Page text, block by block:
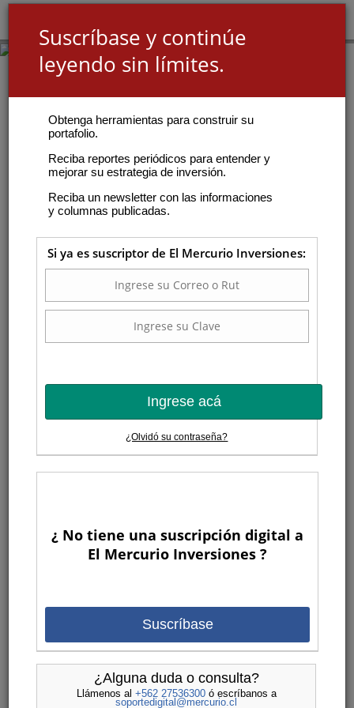
Suscríbase y continúe
leyendo sin límites.
Obtenga herramientas para construir su
portafolio.
Reciba reportes periódicos para entender y
mejorar su estrategia de inversión.
Reciba un newsletter con las informaciones
y columnas publicadas.
Si ya es suscriptor de El Mercurio Inversiones:
Ingrese acá
¿Olvidó su contraseña?
¿ No tiene una suscripción digital a
El Mercurio Inversiones ?
Suscríbase
¿Alguna duda o consulta?
Llámenos al +562 27536300ó escríbanos a
soportedigital@mercurio.cl